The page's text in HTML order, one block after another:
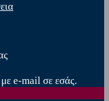
e-mail σε εσάς.